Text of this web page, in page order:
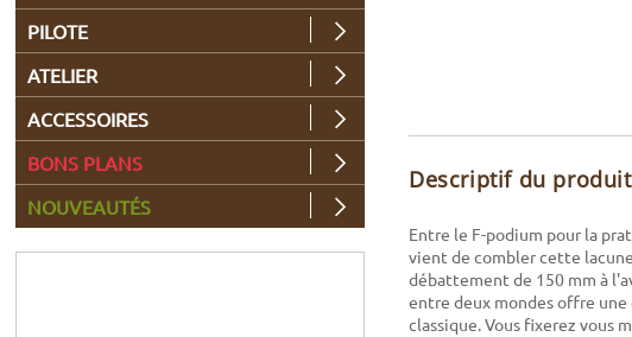
Descriptif du produit
Entre le F-podium pour la
vient de combler cette
débattement de 150 mm à
entre deux mondes offre
classique. Vous fixerez vous
PILOTE
ATELIER
ACCESSOIRES
BONS PLANS
NOUVEAUTÉS